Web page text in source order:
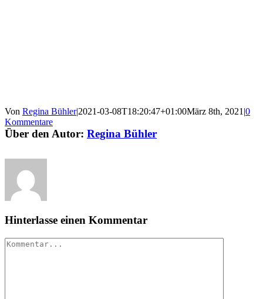
Von Regina Bühler|2021-03-08T18:20:47+01:00März 8th, 2021 |0
Kommentare
Über den Autor: Regina Bühler
Hinterlasse einen Kommentar
Kommentar